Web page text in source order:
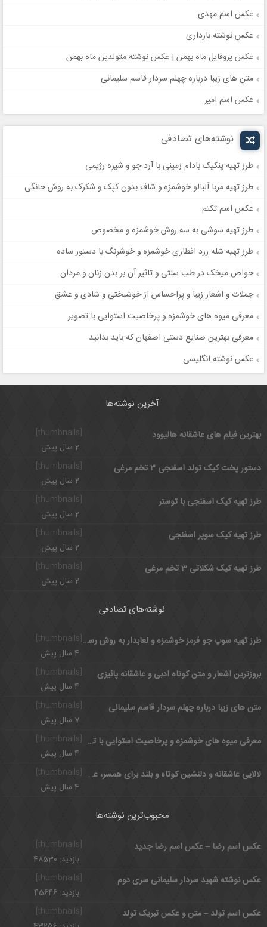
عکس اسم مهدی
عکس نوشته بارداری
عکس پروفایل ماه بهمن | عکس نوشته متولدین ماه بهمن
متن های زیبا درباره چهلم سردار قاسم سلیمانی
عکس اسم امیر
نوشته‌های تصادفی
طرز تهیه پنکیک بادام زمینی با آرد جو و شیره رژیمی
طرز تهیه مربا آلبالو خوشمزه و شاف بدون کپک و شکرک به روش خانگی
عکس اسم تکتم
طرز تهیه سوشی به سه روش خوشمزه و مخصوص
طرز تهیه شله زرد افطاری خوشمزه و خوشرنگ با دستور ساده
خواص میخک در طب سنتی و تاثیر آن بر بدن زنان و مردان
جملات و اشعار زیبا و پراحساس از خوشبختی و شادی و عشق
معرفی میوه های خوشمزه و پرخاصیت استوایی با تصویر
معرفی بهترین صنایع دستی اصفهان که باید بدانید
عکس نوشته انگلیسی
آخرین نوشته‌ها
بهترین فیلم های عاشقانه هالیوود
2 سال پیش
[thumbnails]
دستور پخت کیک تولد اسفنجی ۳ تخم مرغی
2 سال پیش
طرز تهیه کیک اسفنجی با توستر
2 سال پیش
[thumbnails]
طرز تهیه کیک سوپر اسفنجی
2 سال پیش
طرز تهیه کیک شکلاتی 3 تخم مرغی
2 سال پیش
نوشته‌های تصادفی
[thumbnails] طرز تهیه سوپ جو قرمز خوشمزه و لعابدار به روش رستورانی
4 سال پیش
بروزترین اشعار و متن کوتاه ادبی و عاشقانه پائیزی
4 سال پیش
[thumbnails]
متن های زیبا درباره چهلم سردار قاسم سلیمانی
7 سال پیش
معرفی میوه های خوشمزه و پرخاصیت استوایی با تصویر
4 سال پیش
لالایی عاشقانه و دلنشین کوتاه و بلند برای همسر، عشق و کودک
4 سال پیش
محبوب‌ترین نوشته‌ها
عکس اسم رضا – عکس اسم رضا جدید
بازدید: 48530
[thumbnails]
عکس نوشته شهید سردار سلیمانی سری دوم
بازدید: 45646
عکس اسم تولد – متن و عکس تبریک تولد